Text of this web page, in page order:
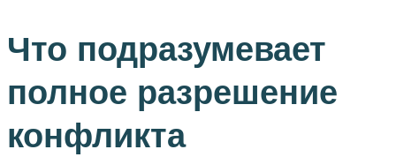
Что подразумевает
полное разрешение
конфликта